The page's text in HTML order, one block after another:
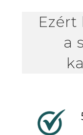
Ezért
a